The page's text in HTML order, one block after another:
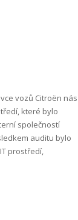
vozů Citroën nás
které bylo
společností
auditu bylo
prostředí,